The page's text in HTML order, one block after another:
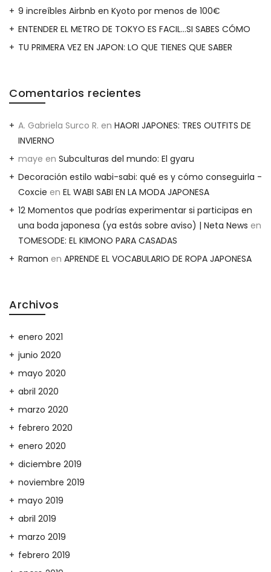
9 increíbles Airbnb en Kyoto por menos de 100€
ENTENDER EL METRO DE TOKYO ES FACIL…SI SABES CÓMO
TU PRIMERA VEZ EN JAPON: LO QUE TIENES QUE SABER
Comentarios recientes
A. Gabriela Surco R. en HAORI JAPONES: TRES OUTFITS DE
INVIERNO
maye en Subculturas del mundo: El gyaru
Decoración estilo wabi-sabi: qué es y cómo conseguirla -
Coxcie en EL WABI SABI EN LA MODA JAPONESA
12 Momentos que podrías experimentar si participas en
una boda japonesa (ya estás sobre aviso) | Neta News en
TOMESODE: EL KIMONO PARA CASADAS
Ramon en APRENDE EL VOCABULARIO DE ROPA JAPONESA
Archivos
enero 2021
junio 2020
mayo 2020
abril 2020
marzo 2020
febrero 2020
enero 2020
diciembre 2019
noviembre 2019
mayo 2019
abril 2019
marzo 2019
febrero 2019